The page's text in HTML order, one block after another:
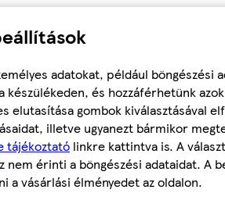
adatokat, például böngészési
és hozzáférhetünk
elutasítása gombok kiválasztásával
illetve ugyanezt bármikor
tájékoztató linkre kattintva is. A
érinti a böngészési adataidat. A
a vásárlási élményedet az oldalon.